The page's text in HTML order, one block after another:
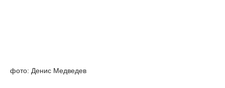
фото: Денис Медведев